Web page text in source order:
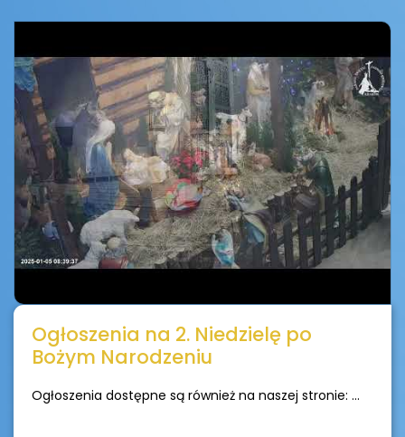
Ogłoszenia na 2. Niedzielę po
Bożym Narodzeniu
Ogłoszenia dostępne są również na naszej stronie: ...